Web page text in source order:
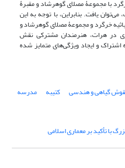
با مجموعۀ مصلای گوهرشاد و مقبرۀ
یافت. بنابراین، با توجه به این
خرگرد و مجموعۀ مصلای گوهرشاد و
در هرات، هنرمندان مشترکی نقش
و ایجاد ویژگی‌های متمایز شده
گیاهی و هندسی کتیبه مدرسه
با تأکید بر معماری اسلامی